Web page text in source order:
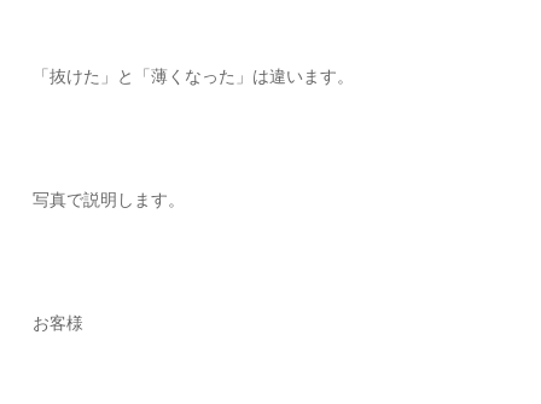
「抜けた」と「薄くなった」は違います。
写真で説明します。
お客様